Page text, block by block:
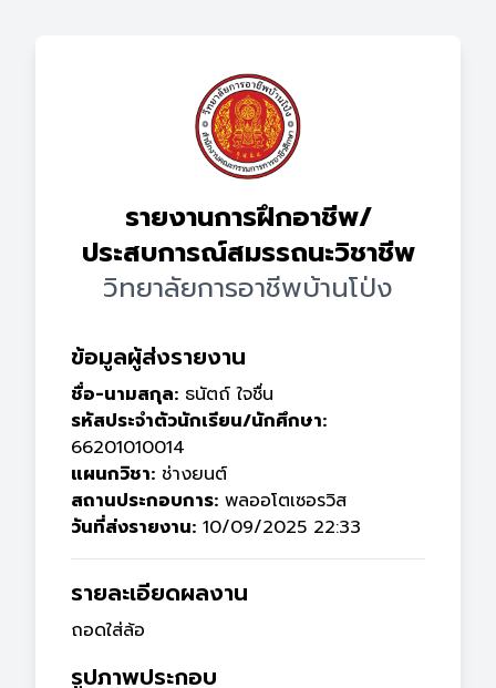
รายงานการฝึกอาชีพ/
ประสบการณ์สมรรถนะวิชาชีพ
วิทยาลัยการอาชีพบ้านโป่ง
ข้อมูลผู้ส่งรายงาน
ชื่อ-นามสกุล: ธนัตถ์ ใจชื่น
รหัสประจำตัวนักเรียน/นักศึกษา:
66201010014
แผนกวิชา: ช่างยนต์
สถานประกอบการ: พลออโตเซอรวิส
วันที่ส่งรายงาน: 10/09/2025 22:33
รายละเอียดผลงาน
ถอดใส่ล้อ
รูปภาพประกอบ